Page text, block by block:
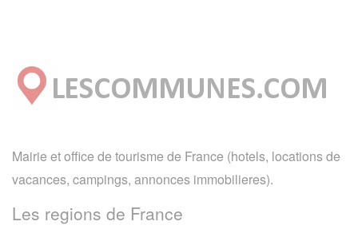
Mairie et office de tourisme de France (hotels, locations de
vacances, campings, annonces immobilieres).
Les regions de France